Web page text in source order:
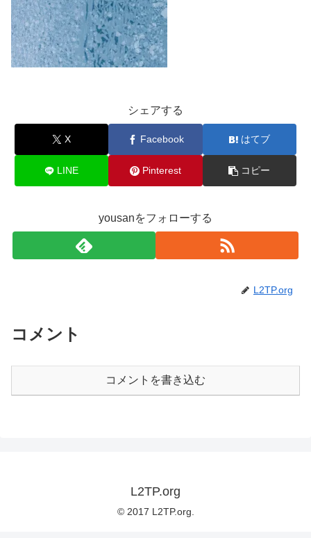
シェアする
X Facebook はてブ
LINE Pinterest コピー
yousanをフォローする
L2TP.org
コメント
コメントを書き込む
L2TP.org
© 2017 L2TP.org.